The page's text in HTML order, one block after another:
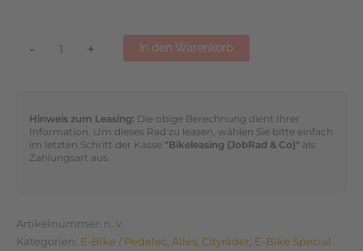
- + In den Warenkorb
Hinweis zum Leasing: Die obige Berechnung dient Ihrer
Information. Um dieses Rad zu leasen, wählen Sie bitte einfach
im letzten Schritt der Kasse "Bikeleasing (JobRad & Co)" als
Zahlungsart aus.
Artikelnummer: n. v.
Kategorien: E-Bike / Pedelec, Alles, Cityräder, E-Bike Special